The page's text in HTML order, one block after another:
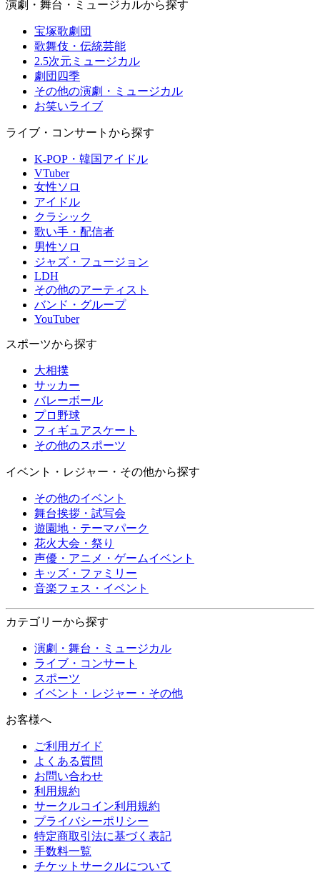
演劇・舞台・ミュージカルから探す
宝塚歌劇団
歌舞伎・伝統芸能
2.5次元ミュージカル
劇団四季
その他の演劇・ミュージカル
お笑いライブ
ライブ・コンサートから探す
K-POP・韓国アイドル
VTuber
女性ソロ
アイドル
クラシック
歌い手・配信者
男性ソロ
ジャズ・フュージョン
LDH
その他のアーティスト
バンド・グループ
YouTuber
スポーツから探す
大相撲
サッカー
バレーボール
プロ野球
フィギュアスケート
その他のスポーツ
イベント・レジャー・その他から探す
その他のイベント
舞台挨拶・試写会
遊園地・テーマパーク
花火大会・祭り
声優・アニメ・ゲームイベント
キッズ・ファミリー
音楽フェス・イベント
カテゴリーから探す
演劇・舞台・ミュージカル
ライブ・コンサート
スポーツ
イベント・レジャー・その他
お客様へ
ご利用ガイド
よくある質問
お問い合わせ
利用規約
サークルコイン利用規約
プライバシーポリシー
特定商取引法に基づく表記
手数料一覧
チケットサークルについて